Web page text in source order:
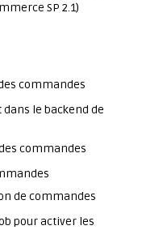
SP 2.1)
commandes
le backend de
commandes
de commandes
pour activer les